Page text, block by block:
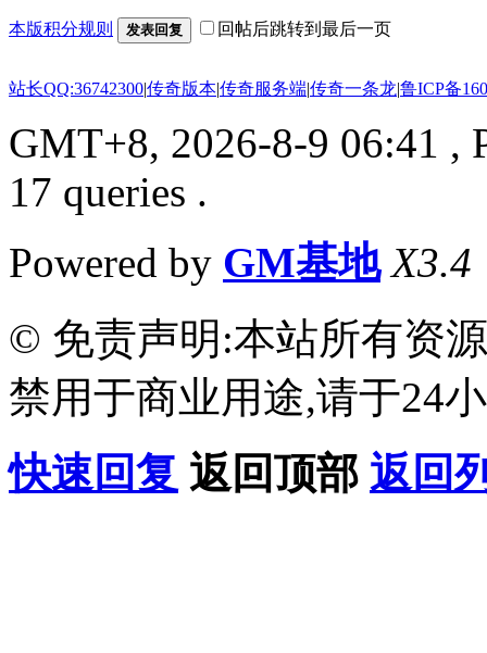
本版积分规则 发表回复 回帖后跳转到最后一页
站长QQ:36742300|传奇版本|传奇服务端|传奇一条龙|鲁ICP备
GMT+8, 2026-8-9 06:41 ,
17 queries .
Powered by GM基地 X3.4
© 免责声明:本站所有资
禁用于商业用途,请于24
快速回复 返回顶部 返回